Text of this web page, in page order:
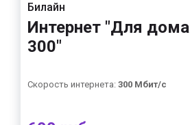
Билайн
Интернет "Для дома
300"
Скорость интернета: 300 Мбит/с